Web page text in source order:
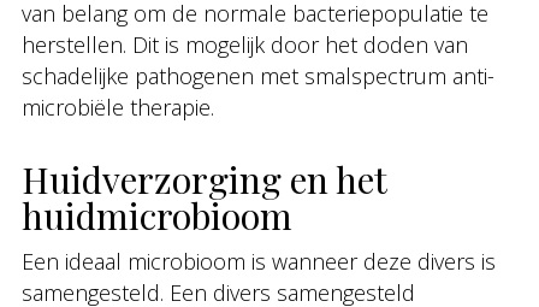
van belang om de normale bacteriepopulatie te
herstellen. Dit is mogelijk door het doden van
schadelijke pathogenen met smalspectrum anti-
microbiële therapie.
Huidverzorging en het
huidmicrobioom
Een ideaal microbioom is wanneer deze divers is
samengesteld. Een divers samengesteld